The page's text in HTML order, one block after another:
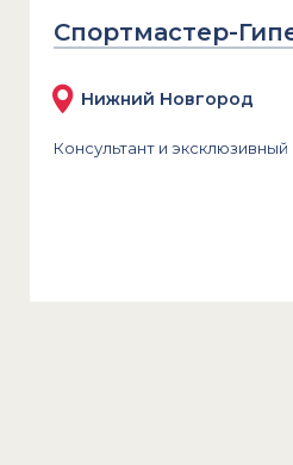
Спортмастер-
Нижний Новгород
Консультант и